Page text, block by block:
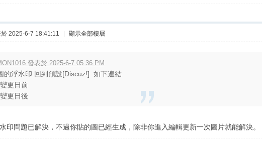
2025-6-7 18:41:11 | 顯示全部樓層
發表於 2025-6-7 05:36 PM
的浮水印 回到預設[Discuz!] 如下連結
更日前
更日後
印問題已解決，不過你貼的圖已經生成，除非你進入編輯更新一次圖片就能解決。